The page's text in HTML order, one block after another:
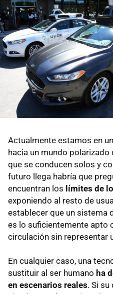
Actualmente estamos en
hacia un mundo
que se conducen solos y
futuro llega habría que
encuentran los límites de
exponiendo al resto de
establecer que un sistema
es lo suficientemente apto
circulación sin representar
En cualquier caso, una
sustituir al ser humano ha
en escenarios reales. Si